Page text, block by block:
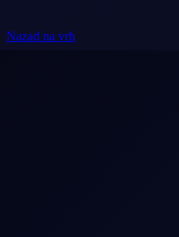
Nazad na vrh